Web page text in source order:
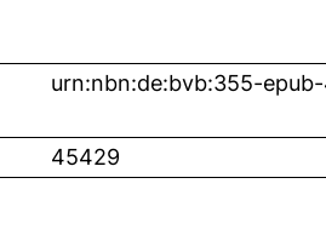
urn:nbn:de:bvb:355-
45429